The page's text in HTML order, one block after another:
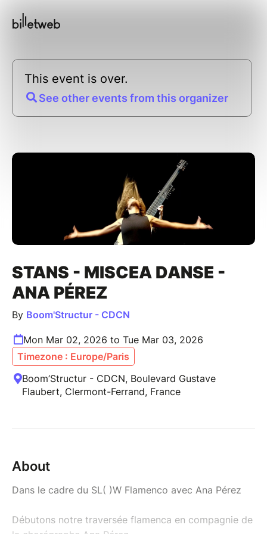
This event is over.
See other events from this organizer
STANS - MISCEA DANSE -
ANA PÉREZ
By Boom'Structur - CDCN
Mon Mar 02, 2026 to Tue Mar 03, 2026
Timezone : Europe/Paris
Boom’Structur - CDCN, Boulevard Gustave
Flaubert, Clermont-Ferrand, France
About
Dans le cadre du SL( )W Flamenco avec Ana Pérez
Débutons notre traversée flamenca en compagnie de